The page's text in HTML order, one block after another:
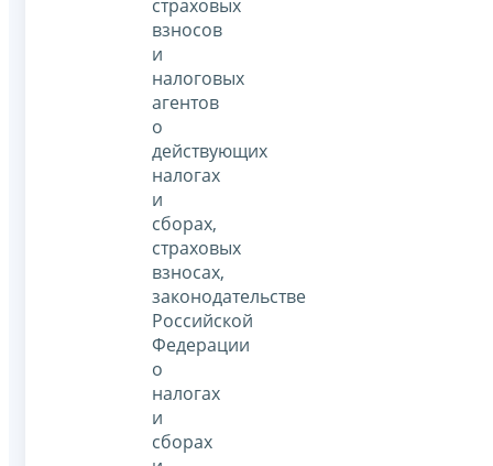
страховых
взносов
и
налоговых
агентов
о
действующих
налогах
и
сборах,
страховых
взносах,
законодательстве
Российской
Федерации
о
налогах
и
сборах